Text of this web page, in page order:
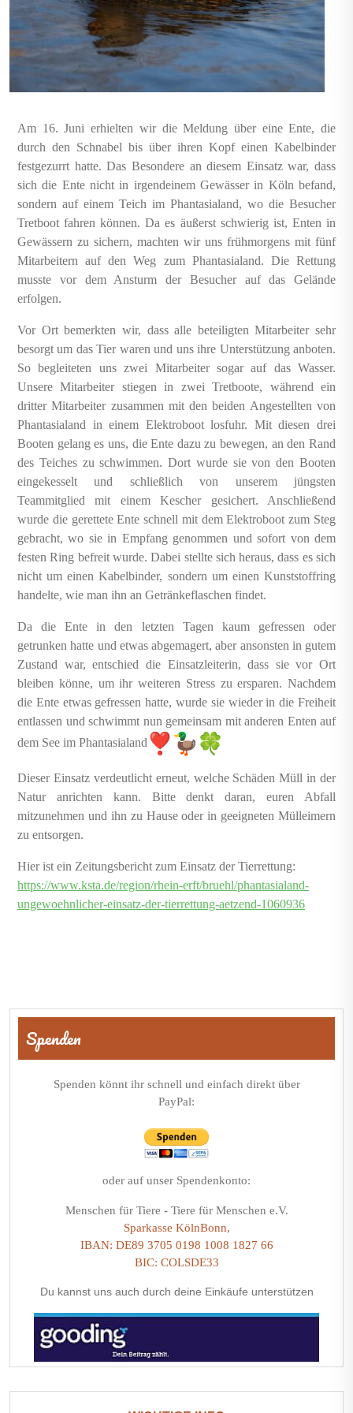
Am 16. Juni erhielten wir die Meldung über eine Ente, die
durch den Schnabel bis über ihren Kopf einen Kabelbinder
festgezurrt hatte. Das Besondere an diesem Einsatz war, dass
sich die Ente nicht in irgendeinem Gewässer in Köln befand,
sondern auf einem Teich im Phantasialand, wo die Besucher
Tretboot fahren können. Da es äußerst schwierig ist, Enten in
Gewässern zu sichern, machten wir uns frühmorgens mit fünf
Mitarbeitern auf den Weg zum Phantasialand. Die Rettung
musste vor dem Ansturm der Besucher auf das Gelände
erfolgen.
Vor Ort bemerkten wir, dass alle beteiligten Mitarbeiter sehr
besorgt um das Tier waren und uns ihre Unterstützung anboten.
So begleiteten uns zwei Mitarbeiter sogar auf das Wasser.
Unsere Mitarbeiter stiegen in zwei Tretboote, während ein
dritter Mitarbeiter zusammen mit den beiden Angestellten von
Phantasialand in einem Elektroboot losfuhr. Mit diesen drei
Booten gelang es uns, die Ente dazu zu bewegen, an den Rand
des Teiches zu schwimmen. Dort wurde sie von den Booten
eingekesselt und schließlich von unserem jüngsten
Teammitglied mit einem Kescher gesichert. Anschließend
wurde die gerettete Ente schnell mit dem Elektroboot zum Steg
gebracht, wo sie in Empfang genommen und sofort von dem
festen Ring befreit wurde. Dabei stellte sich heraus, dass es sich
nicht um einen Kabelbinder, sondern um einen Kunststoffring
handelte, wie man ihn an Getränkeflaschen findet.
Da die Ente in den letzten Tagen kaum gefressen oder
getrunken hatte und etwas abgemagert, aber ansonsten in gutem
Zustand war, entschied die Einsatzleiterin, dass sie vor Ort
bleiben könne, um ihr weiteren Stress zu ersparen. Nachdem
die Ente etwas gefressen hatte, wurde sie wieder in die Freiheit
entlassen und schwimmt nun gemeinsam mit anderen Enten auf
dem See im Phantasialand
Dieser Einsatz verdeutlicht erneut, welche Schäden Müll in der
Natur anrichten kann. Bitte denkt daran, euren Abfall
mitzunehmen und ihn zu Hause oder in geeigneten Mülleimern
zu entsorgen.
Hier ist ein Zeitungsbericht zum Einsatz der Tierrettung:
https://www.ksta.de/region/rhein-erft/bruehl/phantasialand-
ungewoehnlicher-einsatz-der-tierrettung-aetzend-1060936
Beitragsnavigation
Spenden
Spenden könnt ihr schnell und einfach direkt über
PayPal:
oder auf unser Spendenkonto:
Menschen für Tiere - Tiere für Menschen e.V.
Sparkasse KölnBonn,
IBAN: DE89 3705 0198 1008 1827 66
BIC: COLSDE33
Du kannst uns auch durch deine Einkäufe unterstützen